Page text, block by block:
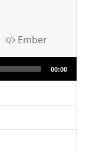
Ember
00:00